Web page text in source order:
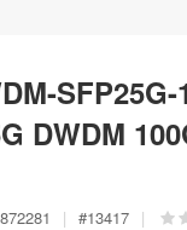
DWDM
872281 | #13417 |